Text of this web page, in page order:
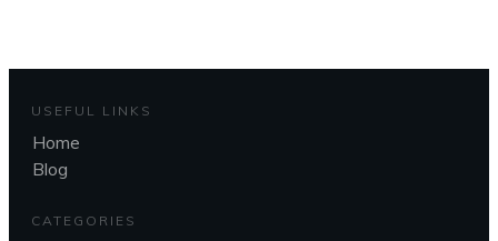
USEFUL LINKS
Home
Blog
CATEGORIES